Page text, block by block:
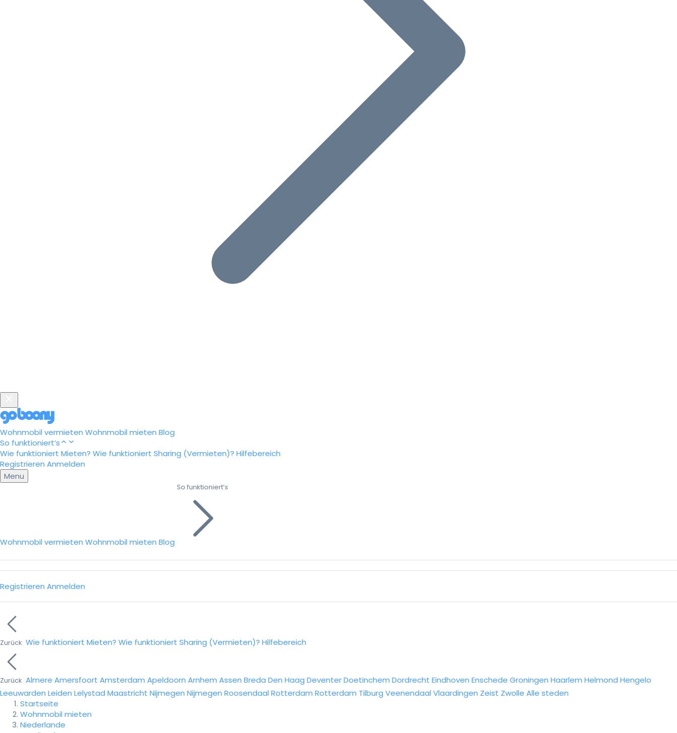
Wohnmobil vermieten Wohnmobil mieten Blog
So funktioniert’s
Wie funktioniert Mieten? Wie funktioniert Sharing (Vermieten)? Hilfebereich
Registrieren Anmelden
Menu
Wohnmobil vermieten Wohnmobil mieten Blog
So funktioniert’s
Registrieren Anmelden
Zurück Wie funktioniert Mieten? Wie funktioniert Sharing (Vermieten)? Hilfebereich
Zurück Almere Amersfoort Amsterdam Apeldoorn Arnhem Assen Breda Den Haag DeventerDoetinchem Dordrecht Eindhoven Enschede Groningen Haarlem Helmond Hengelo
Leeuwarden Leiden Lelystad Maastricht Nijmegen Nijmegen Roosendaal Rotterdam Rotterdam Tilburg Veenendaal Vlaardingen Zeist Zwolle Alle steden
Startseite
Wohnmobil mieten
Niederlande